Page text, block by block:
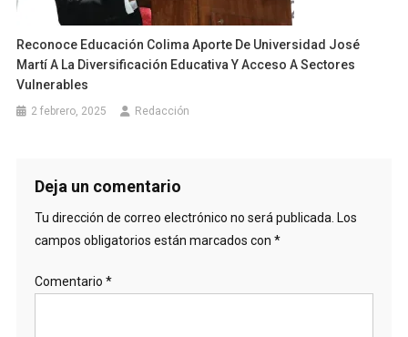
Reconoce Educación Colima Aporte De Universidad José
Martí A La Diversificación Educativa Y Acceso A Sectores
Vulnerables
2 febrero, 2025 Redacción
Deja un comentario
Tu dirección de correo electrónico no será publicada. Los
campos obligatorios están marcados con *
Comentario *